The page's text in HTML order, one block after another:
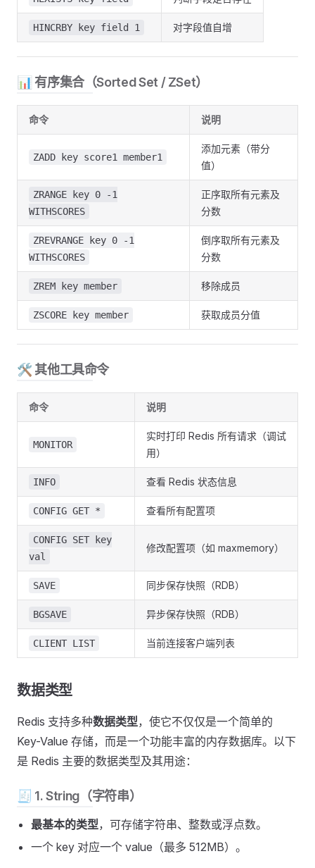
HINCRBY key field 1 对字段值自增
📊 有序集合（Sorted Set / ZSet）
命令 说明
ZADD key score1 member1
添加元素（带分
值）
ZRANGE key 0 -1
WITHSCORES
正序取所有元素及
分数
ZREVRANGE key 0 -1
WITHSCORES
倒序取所有元素及
分数
ZREM key member 移除成员
ZSCORE key member 获取成员分值
🛠 其他工具命令
命令 说明
MONITOR
实时打印 Redis 所有请求（调试
用）
INFO 查看 Redis 状态信息
CONFIG GET * 查看所有配置项
CONFIG SET key
val
修改配置项（如 maxmemory）
SAVE 同步保存快照（RDB）
BGSAVE 异步保存快照（RDB）
CLIENT LIST 当前连接客户端列表
数据类型
Redis 支持多种数据类型，使它不仅仅是一个简单的
Key-Value 存储，而是一个功能丰富的内存数据库。以下
是 Redis 主要的数据类型及其用途：
🧾 1. String（字符串）
最基本的类型，可存储字符串、整数或浮点数。
一个 key 对应一个 value（最多 512MB）。